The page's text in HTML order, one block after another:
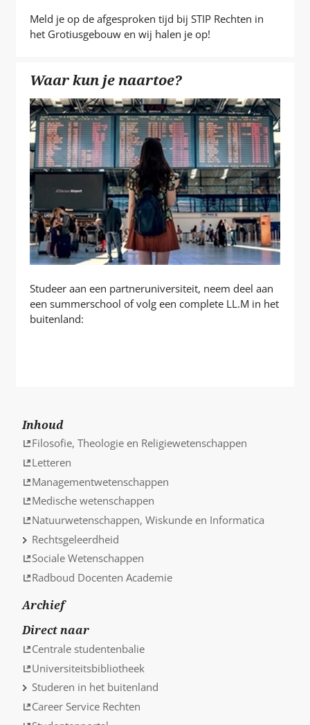
Meld je op de afgesproken tijd bij STIP Rechten in
het Grotiusgebouw en wij halen je op!
Waar kun je naartoe?
Studeer aan een partneruniversiteit, neem deel aan
een summerschool of volg een complete LL.M in het
buitenland:
Inhoud
Filosofie, Theologie en Religiewetenschappen
Letteren
Managementwetenschappen
Medische wetenschappen
Natuurwetenschappen, Wiskunde en Informatica
Rechtsgeleerdheid
Sociale Wetenschappen
Radboud Docenten Academie
Archief
Direct naar
Centrale studentenbalie
Universiteitsbibliotheek
Studeren in het buitenland
Career Service Rechten